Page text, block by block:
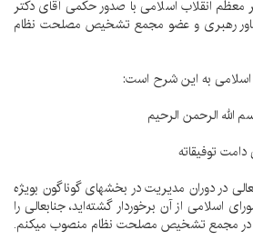
معظم انقلاب اسلامی با صدور حکمی آقای دکتر
رهبری و عضو مجمع تشخیص مصلحت نظام
به این شرح است:
الله الرحمن الرحیم
توفیقاته
در دوران مدیریت در بخشهای گوناگون بویژه
اسلامی از آن برخوردار گشته‌اید، جنابعالی را
در مجمع تشخیص مصلحت نظام منصوب میکنم.